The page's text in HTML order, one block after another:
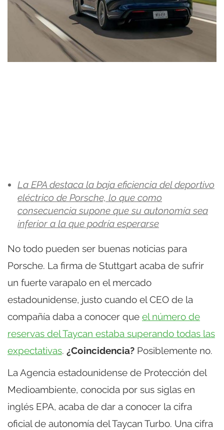
La EPA destaca la baja eficiencia del deportivo
eléctrico de Porsche, lo que como
consecuencia supone que su autonomía sea
inferior a la que podría esperarse
No todo pueden ser buenas noticias para
Porsche. La firma de Stuttgart acaba de sufrir
un fuerte varapalo en el mercado
estadounidense, justo cuando el CEO de la
compañía daba a conocer que el número de
reservas del Taycan estaba superando todas las
expectativas. ¿Coincidencia? Posiblemente no.
La Agencia estadounidense de Protección del
Medioambiente, conocida por sus siglas en
inglés EPA, acaba de dar a conocer la cifra
oficial de autonomía del Taycan Turbo. Una cifra